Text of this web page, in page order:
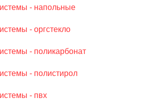
- напольные
- оргстекло
- поликарбонат
- полистирол
- пвх